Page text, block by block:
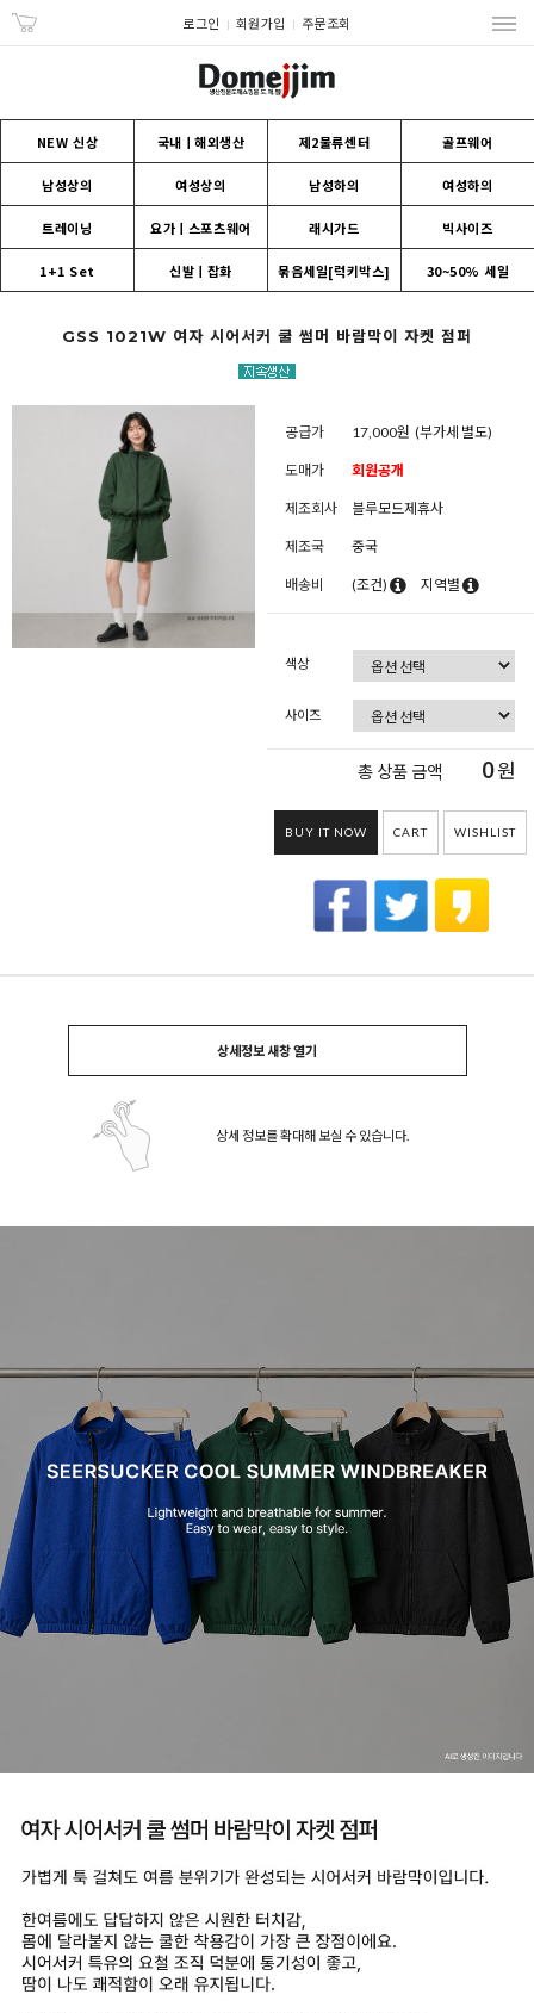
로그인 회원가입 주문조회
NEW 신상 국내ㅣ해외생산 제2물류센터 골프웨어
남성상의 여성상의 남성하의 여성하의
트레이닝 요가ㅣ스포츠웨어 래시가드 빅사이즈
1+1 Set 신발ㅣ잡화 묶음세일[럭키박스] 30~50% 세일
GSS 1021W 여자 시어서커 쿨 썸머 바람막이 자켓 점퍼
공급가 17,000원 (부가세 별도)
도매가 회원공개
제조회사 블루모드제휴사
제조국 중국
배송비 (조건) 지역별
색상
사이즈
총 상품 금액 0원
BUY IT NOW CART WISHLIST
상세정보 새창 열기
상세 정보를 확대해 보실 수 있습니다.